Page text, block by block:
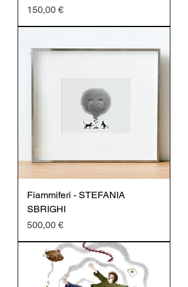
Prezzo
150,00 €
Fiammiferi - STEFANIA
SBRIGHI
Prezzo
500,00 €